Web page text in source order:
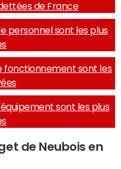
de France
personnel sont les plus
fonctionnement sont les
sont les plus
de Neubois en